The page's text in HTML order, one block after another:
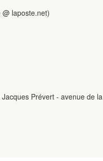
laposte.net)
Prévert - avenue de la